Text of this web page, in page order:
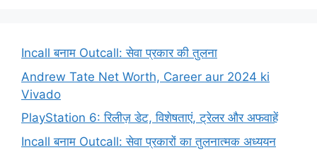
Incall बनाम Outcall: सेवा प्रकार की तुलना
Andrew Tate Net Worth, Career aur 2024 ki
Vivado
PlayStation 6: रिलीज़ डेट, विशेषताएं, ट्रेलर और अफवाहें
Incall बनाम Outcall: सेवा प्रकारों का तुलनात्मक अध्ययन